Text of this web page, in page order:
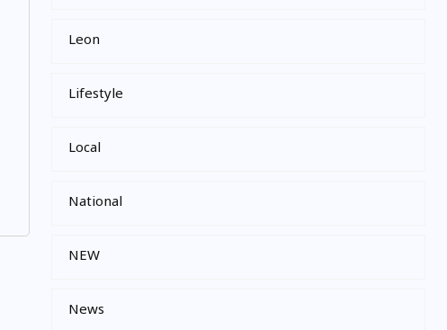
Leon
Lifestyle
Local
National
NEW
News